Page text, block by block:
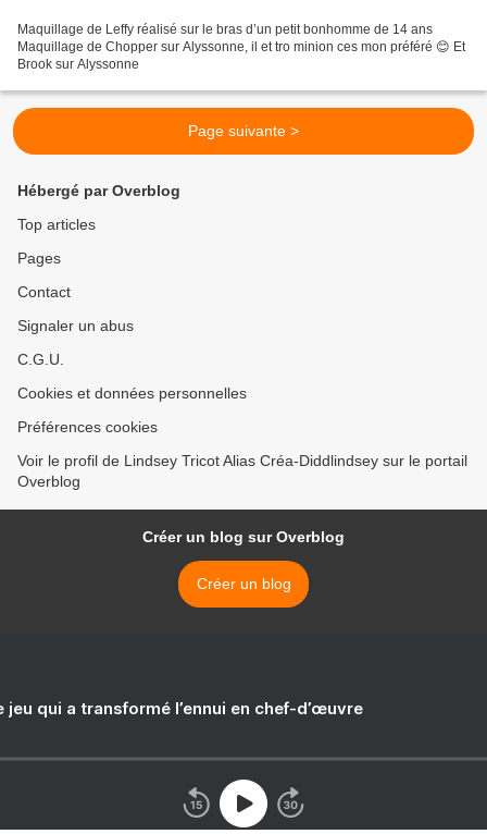
Maquillage de Leffy réalisé sur le bras d’un petit bonhomme de 14 ans
Maquillage de Chopper sur Alyssonne, il et tro minion ces mon préféré 😊 Et
Brook sur Alyssonne
Page suivante >
Hébergé par Overblog
Top articles
Pages
Contact
Signaler un abus
C.G.U.
Cookies et données personnelles
Préférences cookies
Voir le profil de Lindsey Tricot Alias Créa-Diddlindsey sur le portail
Overblog
Créer un blog sur Overblog
Créer un blog
jeu qui a transformé l’ennui en chef-d’œuvre